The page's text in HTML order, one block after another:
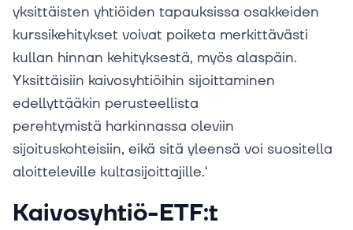
yksittäisten yhtiöiden tapauksissa osakkeiden
kurssikehitykset voivat poiketa merkittävästi
kullan hinnan kehityksestä, myös alaspäin.
Yksittäisiin kaivosyhtiöihin sijoittaminen
edellyttääkin perusteellista
perehtymistä harkinnassa oleviin
sijoituskohteisiin, eikä sitä yleensä voi suositella
aloitteleville kultasijoittajille.‘
Kaivosyhtiö-ETF:t